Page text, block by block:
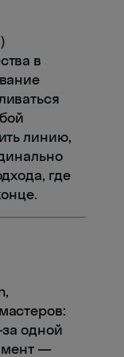
в
линию,
где
одной
—